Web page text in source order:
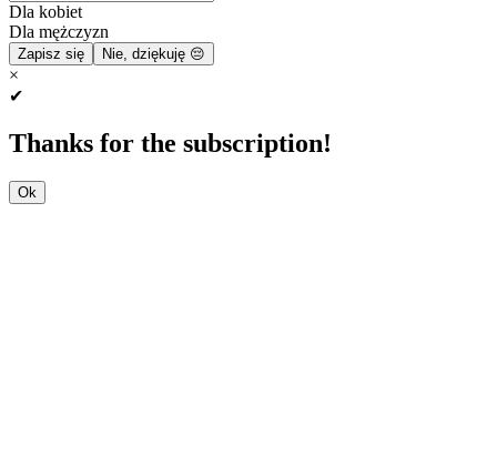
Dla kobiet
Dla mężczyzn
Zapisz się Nie, dziękuję 😔
×
✔
Thanks for the subscription!
Ok